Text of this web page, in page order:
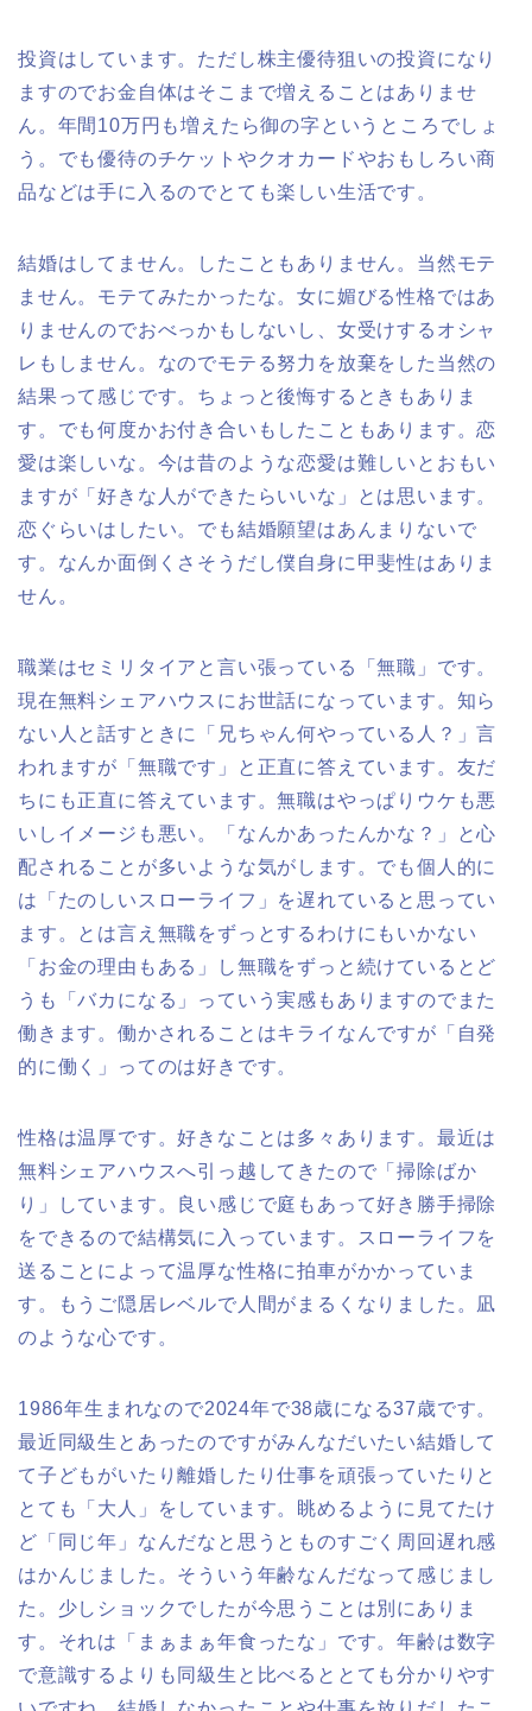
投資はしています。ただし株主優待狙いの投資になり
ますのでお金自体はそこまで増えることはありませ
ん。年間10万円も増えたら御の字というところでしょ
う。でも優待のチケットやクオカードやおもしろい商
品などは手に入るのでとても楽しい生活です。
結婚はしてません。したこともありません。当然モテ
ません。モテてみたかったな。女に媚びる性格ではあ
りませんのでおべっかもしないし、女受けするオシャ
レもしません。なのでモテる努力を放棄をした当然の
結果って感じです。ちょっと後悔するときもありま
す。でも何度かお付き合いもしたこともあります。恋
愛は楽しいな。今は昔のような恋愛は難しいとおもい
ますが「好きな人ができたらいいな」とは思います。
恋ぐらいはしたい。でも結婚願望はあんまりないで
す。なんか面倒くさそうだし僕自身に甲斐性はありま
せん。
職業はセミリタイアと言い張っている「無職」です。
現在無料シェアハウスにお世話になっています。知ら
ない人と話すときに「兄ちゃん何やっている人？」言
われますが「無職です」と正直に答えています。友だ
ちにも正直に答えています。無職はやっぱりウケも悪
いしイメージも悪い。「なんかあったんかな？」と心
配されることが多いような気がします。でも個人的に
は「たのしいスローライフ」を遅れていると思ってい
ます。とは言え無職をずっとするわけにもいかない
「お金の理由もある」し無職をずっと続けているとど
うも「バカになる」っていう実感もありますのでまた
働きます。働かされることはキライなんですが「自発
的に働く」ってのは好きです。
性格は温厚です。好きなことは多々あります。最近は
無料シェアハウスへ引っ越してきたので「掃除ばか
り」しています。良い感じで庭もあって好き勝手掃除
をできるので結構気に入っています。スローライフを
送ることによって温厚な性格に拍車がかかっていま
す。もうご隠居レベルで人間がまるくなりました。凪
のような心です。
1986年生まれなので2024年で38歳になる37歳です。
最近同級生とあったのですがみんなだいたい結婚して
て子どもがいたり離婚したり仕事を頑張っていたりと
とても「大人」をしています。眺めるように見てたけ
ど「同じ年」なんだなと思うとものすごく周回遅れ感
はかんじました。そういう年齢なんだなって感じまし
た。少しショックでしたが今思うことは別にありま
す。それは「まぁまぁ年食ったな」です。年齢は数字
で意識するよりも同級生と比べるととても分かりやす